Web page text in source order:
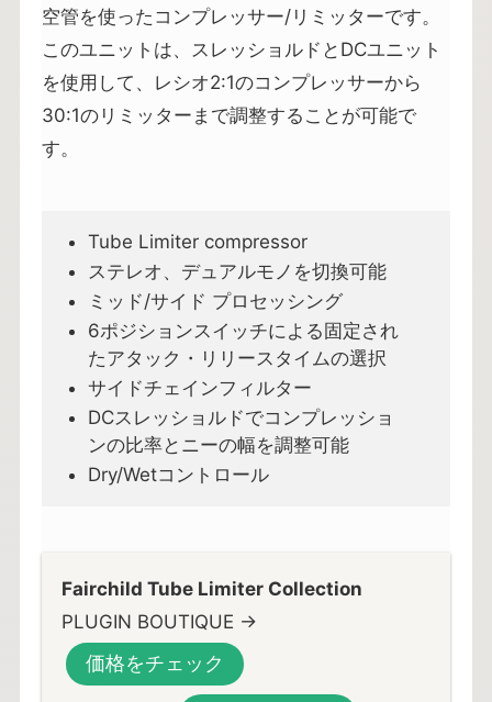
空管を使ったコンプレッサー/リミッターです。
このユニットは、スレッショルドとDCユニット
を使用して、レシオ2:1のコンプレッサーから
30:1のリミッターまで調整することが可能で
す。
Tube Limiter compressor
ステレオ、デュアルモノを切換可能
ミッド/サイド プロセッシング
6ポジションスイッチによる固定され
たアタック・リリースタイムの選択
サイドチェインフィルター
DCスレッショルドでコンプレッショ
ンの比率とニーの幅を調整可能
Dry/Wetコントロール
Fairchild Tube Limiter Collection
PLUGIN BOUTIQUE →
価格をチェック